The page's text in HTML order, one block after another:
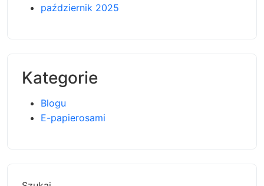
październik 2025
Kategorie
Blogu
E-papierosami